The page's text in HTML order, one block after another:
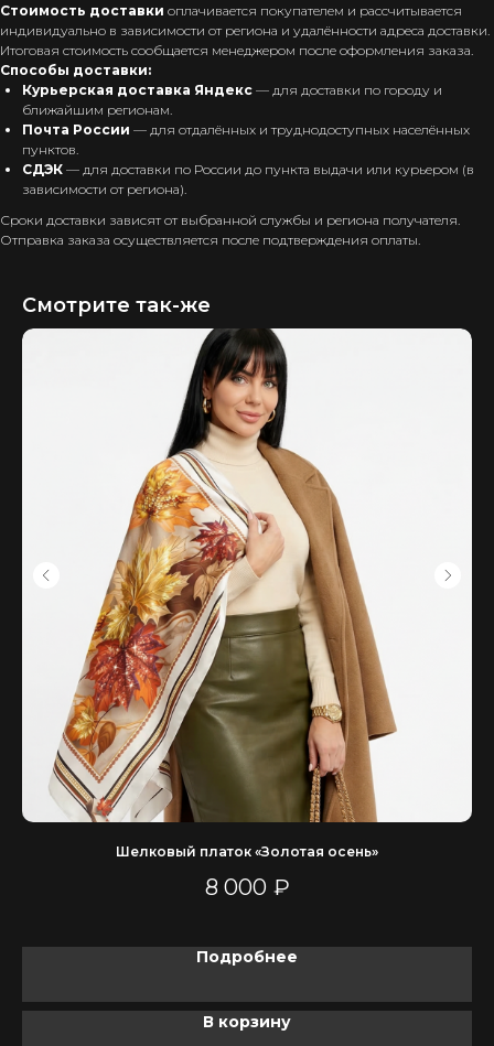
Стоимость доставки оплачивается покупателем и рассчитывается
индивидуально в зависимости от региона и удалённости адреса доставки.
Итоговая стоимость сообщается менеджером после оформления заказа.
Способы доставки:
Курьерская доставка Яндекс — для доставки по городу и
ближайшим регионам.
Почта России — для отдалённых и труднодоступных населённых
пунктов.
СДЭК — для доставки по России до пункта выдачи или курьером (в
зависимости от региона).
Сроки доставки зависят от выбранной службы и региона получателя.
Отправка заказа осуществляется после подтверждения оплаты.
Смотрите так-же
Шелковый платок «Золотая осень»
8 000 ₽
Подробнее
В корзину